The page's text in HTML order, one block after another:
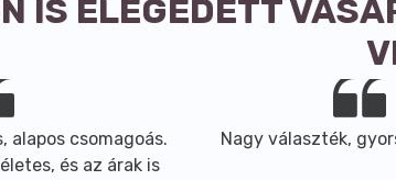
IS ELÉGEDETT
alapos csomagoás.
és az árak is
Nagy választék,